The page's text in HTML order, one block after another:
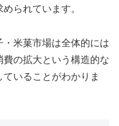
られています。
米菓市場は全体的には
の拡大という構造的な
いることがわかりま